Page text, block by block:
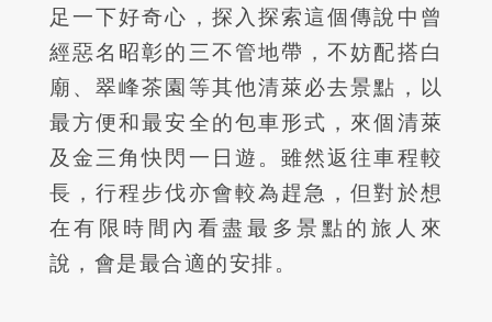
足一下好奇心，探入探索這個傳說中曾
經惡名昭彰的三不管地帶，不妨配搭白
廟、翠峰茶園等其他清萊必去景點，以
最方便和最安全的包車形式，來個清萊
及金三角快閃一日遊。雖然返往車程較
長，行程步伐亦會較為趕急，但對於想
在有限時間內看盡最多景點的旅人來
說，會是最合適的安排。